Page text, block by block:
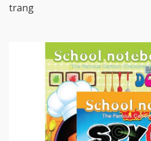
trang